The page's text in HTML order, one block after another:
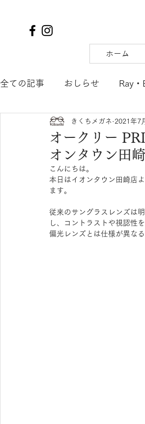
ホーム
全ての記事 おしらせ Ray・
TIFFANY&Co. to hers
SAMURAI SHO mu
オークリー
オンタウン田
きくちメガネ 2021年7
こんにちは。
本日はイオンタウン田崎店
ます。
従来のサングラスレンズは
し、コントラストや視認性
偏光レンズとは仕様が異な